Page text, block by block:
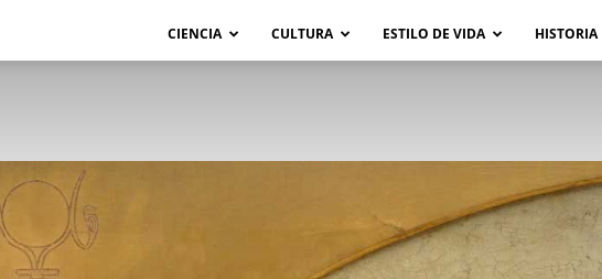
CIENCIA CULTURA ESTILO DE VIDA HISTORIA